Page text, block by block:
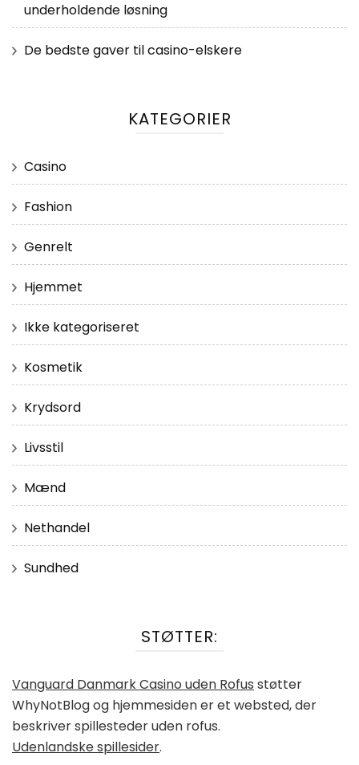
underholdende løsning
De bedste gaver til casino-elskere
KATEGORIER
Casino
Fashion
Genrelt
Hjemmet
Ikke kategoriseret
Kosmetik
Krydsord
Livsstil
Mænd
Nethandel
Sundhed
STØTTER:
Vanguard Danmark Casino uden Rofus støtter
WhyNotBlog og hjemmesiden er et websted, der
beskriver spillesteder uden rofus.
Udenlandske spillesider.